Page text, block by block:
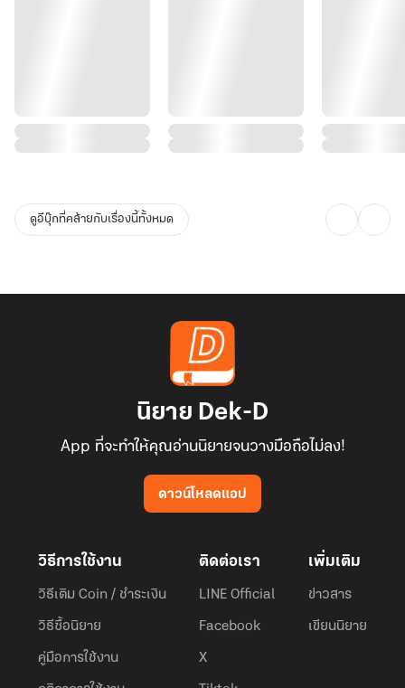
ดูอีบุ๊กที่คล้ายกับเรื่องนี้ทั้งหมด
นิยาย Dek-D
App ที่จะทำให้คุณอ่านนิยายจนวางมือถือไม่ลง!
ดาวน์โหลดแอป
วิธีการใช้งาน
วิธีเติม Coin / ชำระเงิน
วิธีซื้อนิยาย
คู่มือการใช้งาน
ติดต่อเรา
LINE Official
Facebook
X
เพิ่มเติม
ข่าวสาร
เขียนนิยาย